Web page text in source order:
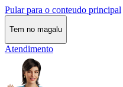
Pular para o conteudo principal
Tem no magalu
Atendimento